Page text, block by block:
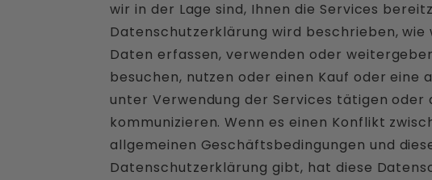
wir in der Lage sind, Ihnen die Services
Datenschutzerklärung wird beschrieben, wie
Daten erfassen, verwenden oder
besuchen, nutzen oder einen Kauf oder eine
unter Verwendung der Services tätigen oder
kommunizieren. Wenn es einen Konflikt
allgemeinen Geschäftsbedingungen und
Datenschutzerklärung gibt, hat diese